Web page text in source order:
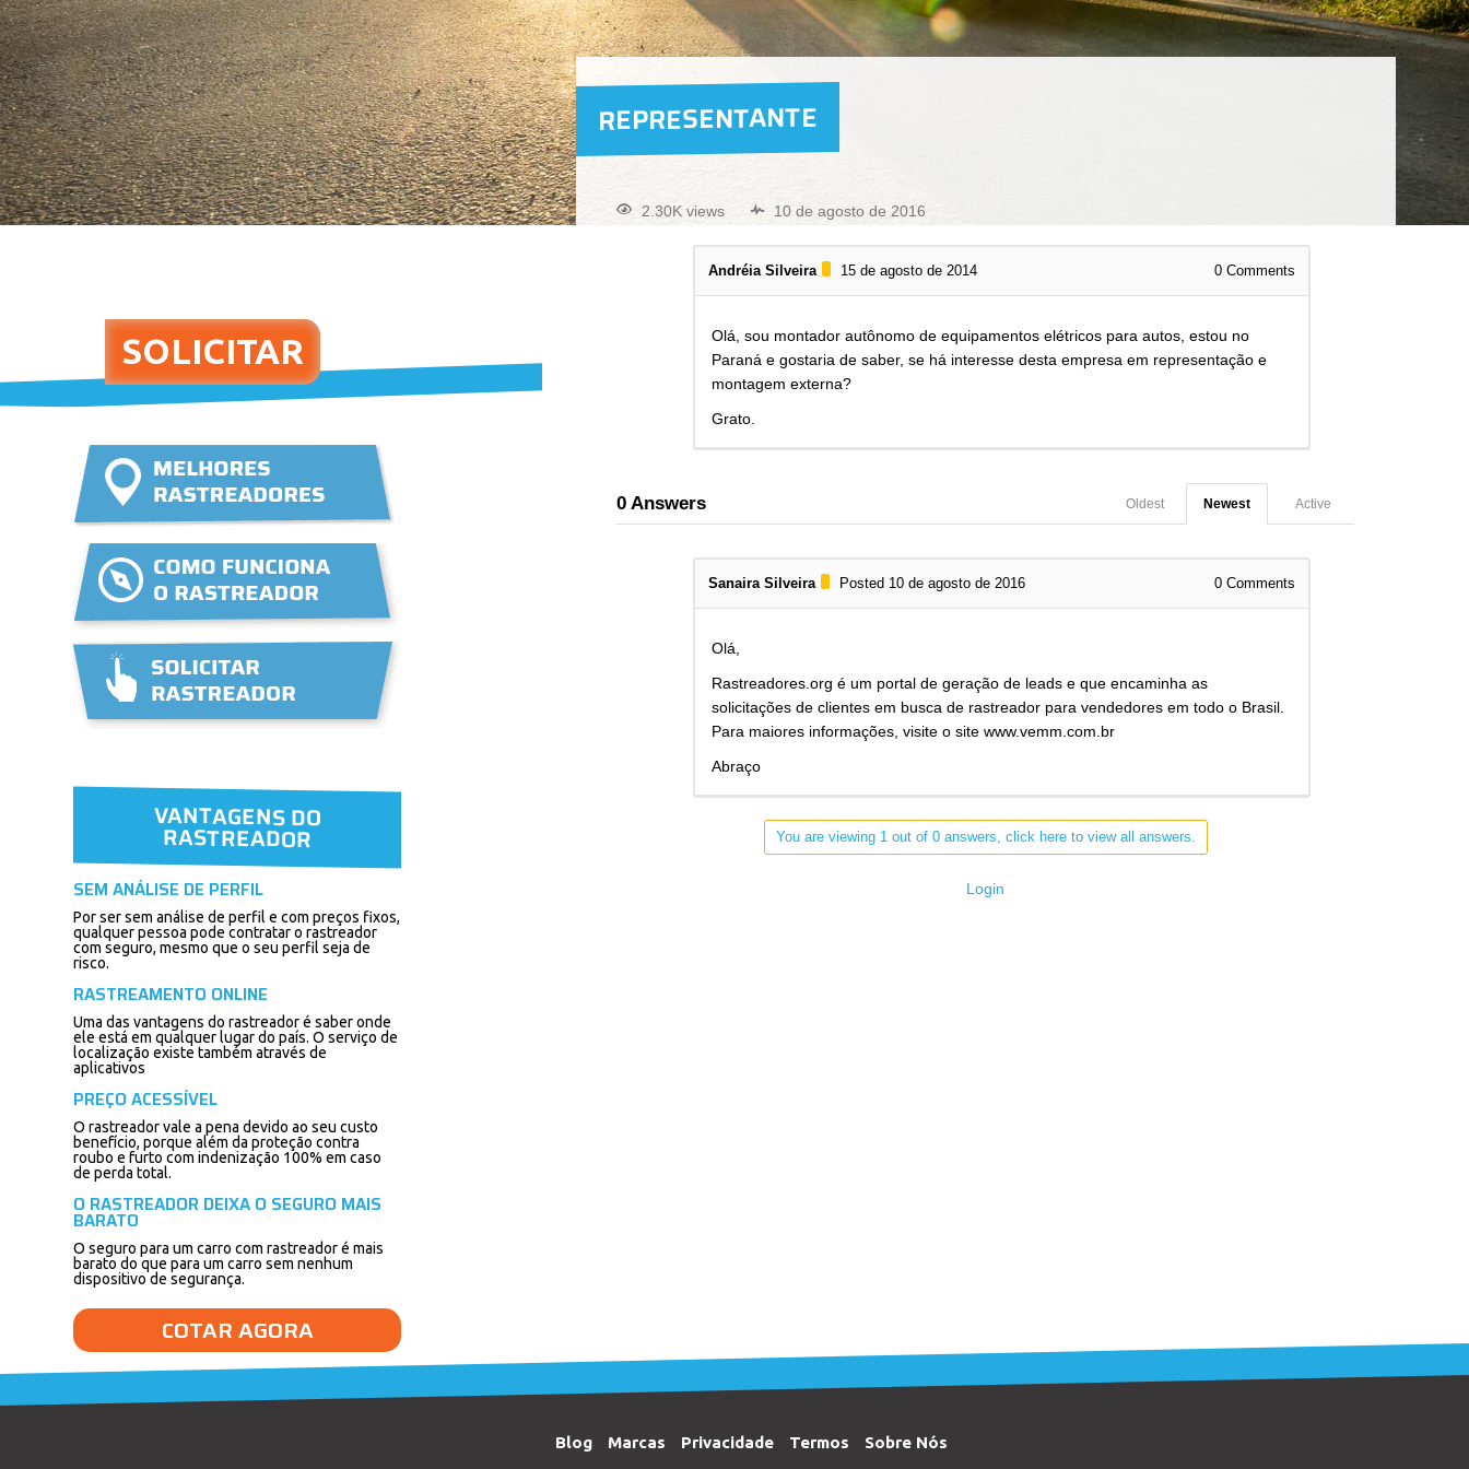
REPRESENTANTE
2.30K views 10 de agosto de 2016
Andréia Silveira 15 de agosto de 2014 0 Comments
Olá, sou montador autônomo de equipamentos elétricos para autos, estou no
Paraná e gostaria de saber, se há interesse desta empresa em representação e
montagem externa?
Grato.
0 Answers Active
Newest
Oldest
Sanaira Silveira Posted 10 de agosto de 2016 0 Comments
Olá,
Rastreadores.org é um portal de geração de leads e que encaminha as
solicitações de clientes em busca de rastreador para vendedores em todo o Brasil.
Para maiores informações, visite o site www.vemm.com.br
Abraço
You are viewing 1 out of 0 answers, click here to view all answers.
Login
VANTAGENS DO
RASTREADOR
SEM ANÁLISE DE PERFIL
Por ser sem análise de perfil e com preços fixos,
qualquer pessoa pode contratar o rastreador
com seguro, mesmo que o seu perfil seja de
risco.
RASTREAMENTO ONLINE
Uma das vantagens do rastreador é saber onde
ele está em qualquer lugar do país. O serviço de
localização existe também através de
aplicativos
PREÇO ACESSÍVEL
O rastreador vale a pena devido ao seu custo
benefício, porque além da proteção contra
roubo e furto com indenização 100% em caso
de perda total.
O RASTREADOR DEIXA O SEGURO MAIS
BARATO
O seguro para um carro com rastreador é mais
barato do que para um carro sem nenhum
dispositivo de segurança.
COTAR AGORA
Blog Marcas Privacidade Termos Sobre Nós